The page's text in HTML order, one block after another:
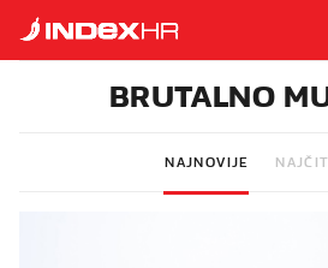
BRUTALNO
NAJNOVIJE